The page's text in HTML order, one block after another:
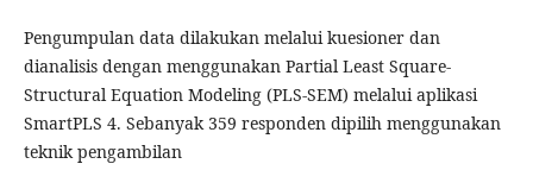
Pengumpulan data dilakukan melalui kuesioner dan
dianalisis dengan menggunakan Partial Least Square-
Structural Equation Modeling (PLS-SEM) melalui aplikasi
SmartPLS 4. Sebanyak 359 responden dipilih menggunakan
teknik pengambilan